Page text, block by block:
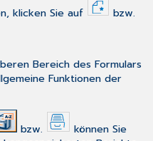
klicken Sie auf
bzw.
Bereich des Formulars
Funktionen der
bzw.
können Sie